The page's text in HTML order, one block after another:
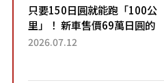
只要150日圓就能跑「100公
里」！ 新車售價69萬日圓的
「3人座」Trike大受歡迎！ 順
2026.07.12